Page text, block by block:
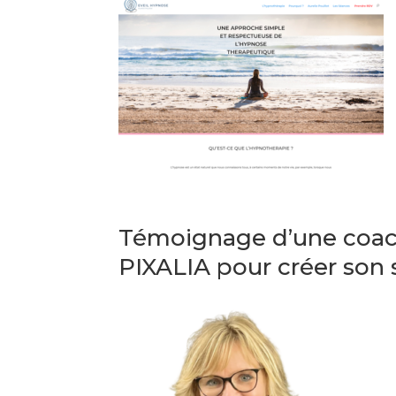
Témoignage d’une
PIXALIA pour créer son